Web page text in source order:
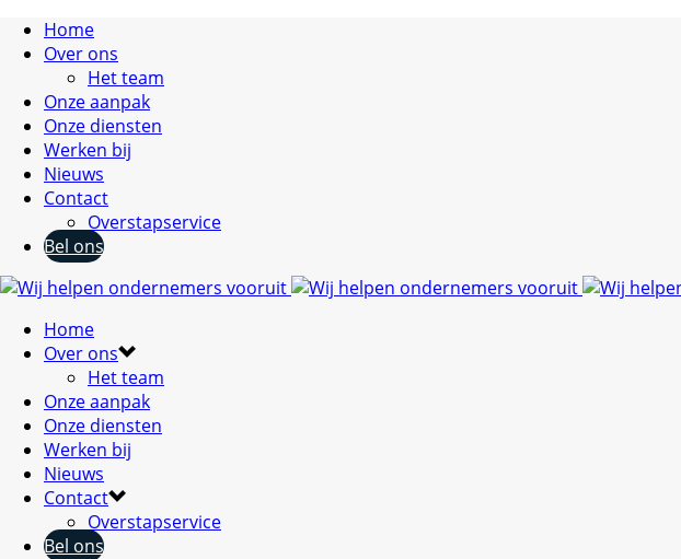
Home
Over ons
Het team
Onze aanpak
Onze diensten
Werken bij
Nieuws
Contact
Overstapservice
Bel ons
Home
Over ons
Het team
Onze aanpak
Onze diensten
Werken bij
Nieuws
Contact
Overstapservice
Bel ons